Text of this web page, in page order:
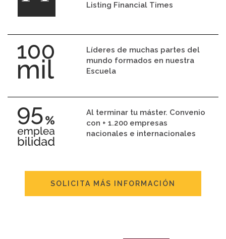
Listing Financial Times
Líderes de muchas partes del
mundo formados en nuestra
Escuela
Al terminar tu máster. Convenio
con + 1.200 empresas
nacionales e internacionales
SOLICITA MÁS INFORMACIÓN